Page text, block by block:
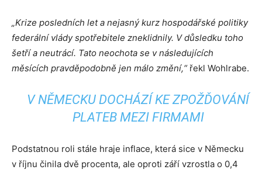
„Krize posledních let a nejasný kurz hospodářské politiky
federální vlády spotřebitele zneklidnily. V důsledku toho
šetří a neutrácí. Tato neochota se v následujících
měsících pravděpodobně jen málo změní,“řekl Wohlrabe.
V NĚMECKU DOCHÁZÍ KE ZPOŽĎOVÁNÍ
PLATEB MEZI FIRMAMI
Podstatnou roli stále hraje inflace, která sice v Německu
v říjnu činila dvě procenta, ale oproti září vzrostla o 0,4